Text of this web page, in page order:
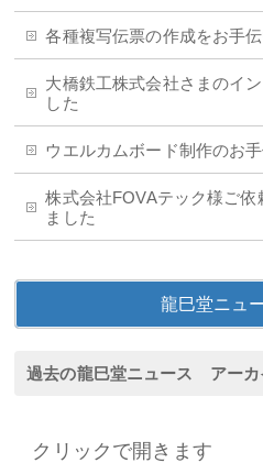
各種複写伝票の作成をお手
大橋鉄工株式会社さまのイ
した
ウエルカムボード制作のお
株式会社FOVAテック様ご
ました
龍巳堂ニュ
過去の龍巳堂ニュース アーカ
クリックで開きます